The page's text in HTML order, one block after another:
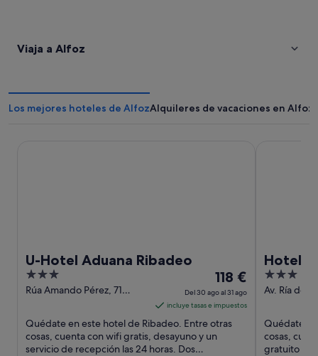
Viaja a Alfoz
Los mejores hoteles de AlfozAlquileres de vacaciones en Alfoz
U-Hotel Aduana Ribadeo
3
out
5
Rúa Amando Pérez, 71
El
precio
es
de
118 €
118 €
Del 30 ago al 31 ago
incluye tasas e impuestos
Quédate en este hotel de Ribadeo. Entre otras
cosas, cuenta con wifi gratis, desayuno y un
servicio de recepción las 24 horas. Dos
Hotel
3
out
5
Av. Ría de
Quédate
cosas,
gratuito y